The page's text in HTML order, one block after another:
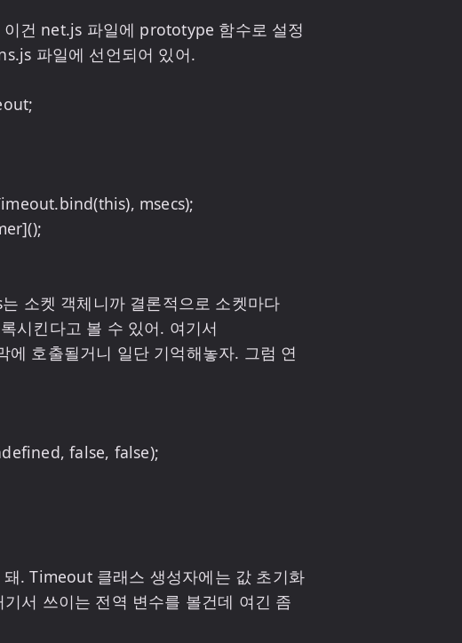
건 net.js 파일에 prototype 함수로 설정
파일에 선언되어 있어.
소켓 객체니까 결론적으로 소켓마다
시킨다고 볼 수 있어. 여기서
에 호출될거니 일단 기억해놓자. 그럼 연
. Timeout 클래스 생성자에는 값 초기화
서 쓰이는 전역 변수를 볼건데 여긴 좀